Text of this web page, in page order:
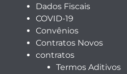
Dados Fiscais
COVID-19
Convênios
Contratos Novos
contratos
Termos Aditivos